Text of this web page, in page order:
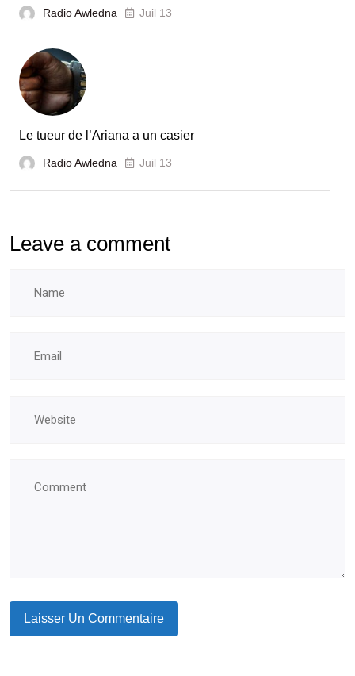
Radio Awledna Juil 13
Le tueur de l’Ariana a un casier
Radio Awledna Juil 13
Leave a comment